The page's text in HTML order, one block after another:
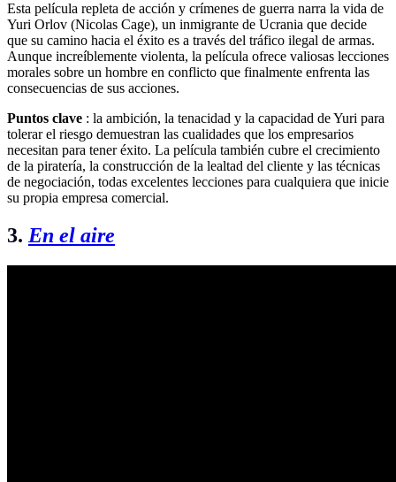
Esta película repleta de acción y crímenes de guerra narra la vida de
Yuri Orlov (Nicolas Cage), un inmigrante de Ucrania que decide
que su camino hacia el éxito es a través del tráfico ilegal de armas.
Aunque increíblemente violenta, la película ofrece valiosas lecciones
morales sobre un hombre en conflicto que finalmente enfrenta las
consecuencias de sus acciones.
Puntos clave : la ambición, la tenacidad y la capacidad de Yuri para
tolerar el riesgo demuestran las cualidades que los empresarios
necesitan para tener éxito. La película también cubre el crecimiento
de la piratería, la construcción de la lealtad del cliente y las técnicas
de negociación, todas excelentes lecciones para cualquiera que inicie
su propia empresa comercial.
3. En el aire